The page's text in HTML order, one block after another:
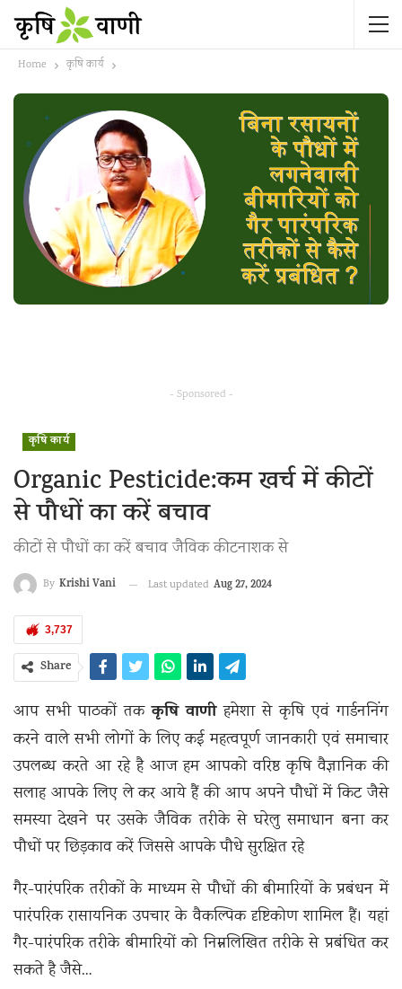
Home कृषि कार्य
- Sponsored -
कृषि कार्य
Organic Pesticide:कम खर्च में कीटों
से पौधों का करें बचाव
कीटों से पौधों का करें बचाव जैविक कीटनाशक से
By Krishi Vani Last updated Aug 27, 2024
3,737
Share
आप सभी पाठकों तककृषि वाणीहमेशा से कृषि एवं गार्डननिंग
करने वाले सभी लोगों के लिए कई महत्वपूर्ण जानकारी एवं समाचार
उपलब्ध करते आ रहे है आज हम आपको वरिष्ठ कृषि वैज्ञानिक की
सलाह आपके लिए ले कर आये हैं की आप अपने पौधों में किट जैसे
समस्या देखने पर उसके जैविक तरीके से घरेलु समाधान बना कर
पौधों पर छिड़काव करें जिससे आपके पौधे सुरक्षित रहे
गैर-पारंपरिक तरीकों के माध्यम से पौधों की बीमारियों के प्रबंधन में
पारंपरिक रासायनिक उपचार के वैकल्पिक दृष्टिकोण शामिल हैं। यहां
गैर-पारंपरिक तरीके बीमारियों को निम्नलिखित तरीके से प्रबंधित कर
सकते है जैसे…